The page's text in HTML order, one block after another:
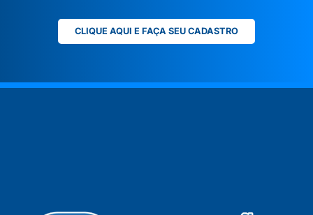
CLIQUE AQUI E FAÇA SEU CADASTRO